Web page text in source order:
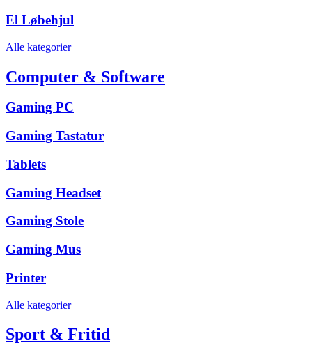
El Løbehjul
Alle kategorier
Computer & Software
Gaming PC
Gaming Tastatur
Tablets
Gaming Headset
Gaming Stole
Gaming Mus
Printer
Alle kategorier
Sport & Fritid